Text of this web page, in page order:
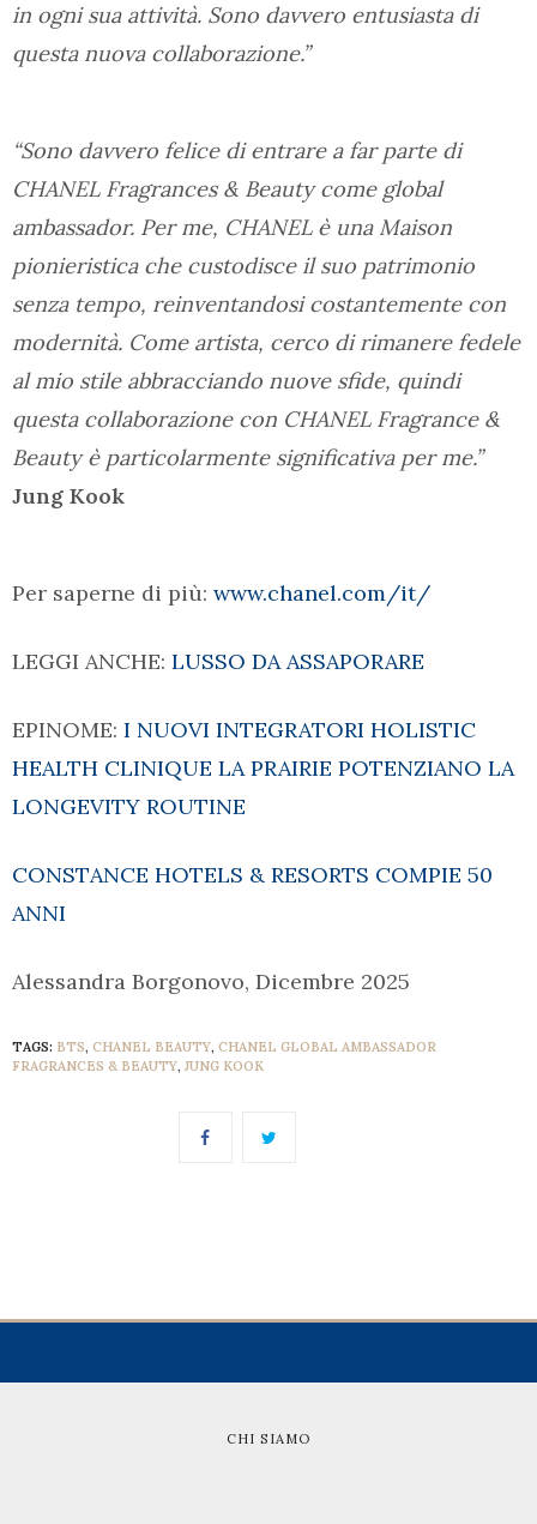
in ogni sua attività. Sono davvero entusiasta di
questa nuova collaborazione.”
“Sono davvero felice di entrare a far parte di
CHANEL Fragrances & Beauty come global
ambassador. Per me, CHANEL è una Maison
pionieristica che custodisce il suo patrimonio
senza tempo, reinventandosi costantemente con
modernità. Come artista, cerco di rimanere fedele
al mio stile abbracciando nuove sfide, quindi
questa collaborazione con CHANEL Fragrance &
Beauty è particolarmente significativa per me.”
Jung Kook
Per saperne di più: www.chanel.com/it/
LEGGI ANCHE: LUSSO DA ASSAPORARE
EPINOME: I NUOVI INTEGRATORI HOLISTIC
HEALTH CLINIQUE LA PRAIRIE POTENZIANO LA
LONGEVITY ROUTINE
CONSTANCE HOTELS & RESORTS COMPIE 50
ANNI
Alessandra Borgonovo, Dicembre 2025
TAGS: BTS, CHANEL BEAUTY, CHANEL GLOBAL AMBASSADOR
FRAGRANCES & BEAUTY, JUNG KOOK
CHI SIAMO